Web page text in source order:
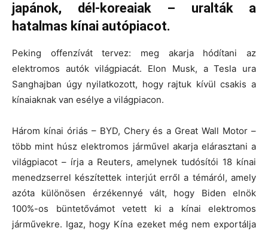
japánok, dél-koreaiak – uralták a
hatalmas kínai autópiacot.
Peking offenzívát tervez: meg akarja hódítani az
elektromos autók világpiacát. Elon Musk, a Tesla ura
Sanghajban úgy nyilatkozott, hogy rajtuk kívül csakis a
kínaiaknak van esélye a világpiacon.
Három kínai óriás – BYD, Chery és a Great Wall Motor –
több mint húsz elektromos járművel akarja elárasztani a
világpiacot – írja a Reuters, amelynek tudósítói 18 kínai
menedzserrel készítettek interjút erről a témáról, amely
azóta különösen érzékennyé vált, hogy Biden elnök
100%-os büntetővámot vetett ki a kínai elektromos
járművekre. Igaz, hogy Kína ezeket még nem exportálja